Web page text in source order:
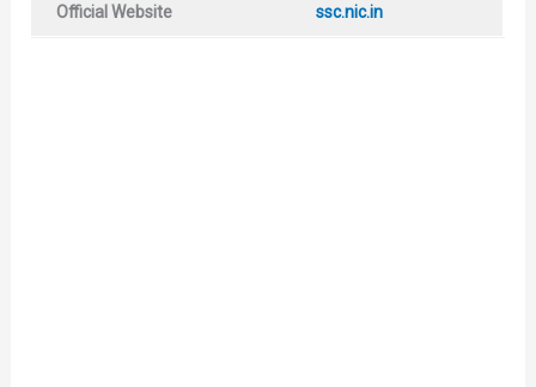
Official Website ssc.nic.in